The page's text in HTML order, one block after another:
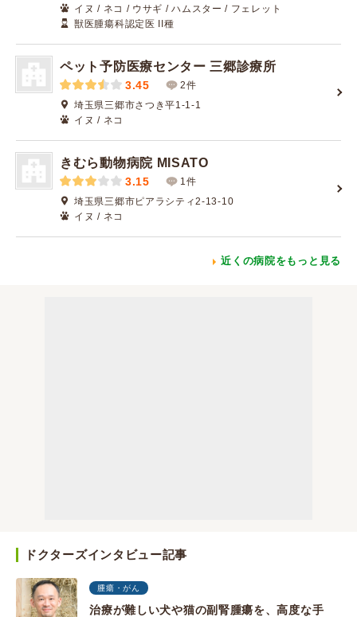
イヌ / ネコ / ウサギ / ハムスター / フェレット
獣医腫瘍科認定医 II種
ペット予防医療センター 三郷診療所
3.45
2件
埼玉県三郷市さつき平1-1-1
イヌ / ネコ
きむら動物病院 MISATO
3.15
1件
埼玉県三郷市ピアラシティ2-13-10
イヌ / ネコ
近くの病院をもっと見る
ドクターズインタビュー記事
腫瘍・がん
治療が難しい犬や猫の副腎腫瘍を、高度な手